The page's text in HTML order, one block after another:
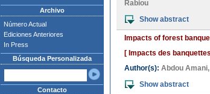
Archivo
Número Actual
Ediciones Anteriores
In Press
Búsqueda Personalizada
Contacto
Rabiou
Show abstract
Impacts of forest
[ Impacts des
Author(s): Abdou Amani,
Show abstract